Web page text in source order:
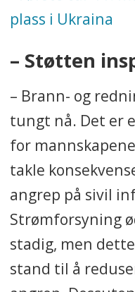
plass i Ukraina
– Støtten
– Brann- og
tungt nå. Det er
for
takle
angrep på sivil
Strømforsyning
stadig, men
stand til å